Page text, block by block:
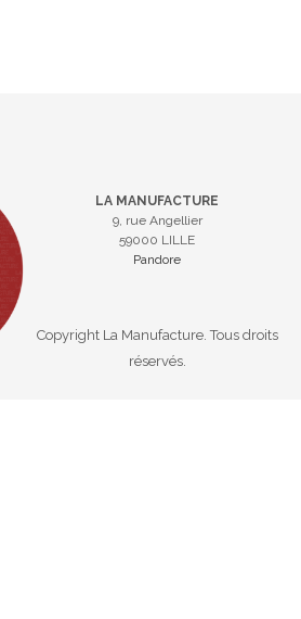
LA MANUFACTURE
9, rue Angellier
59000 LILLE
Pandore
Copyright La Manufacture. Tous droits
réservés.